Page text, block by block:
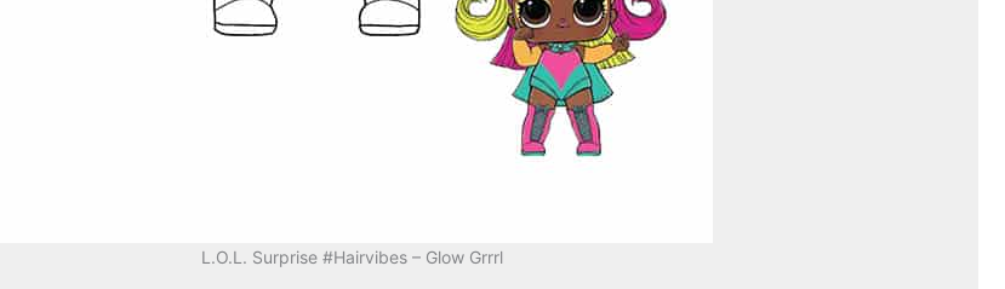
L.O.L. Surprise #Hairvibes – Glow Grrrl